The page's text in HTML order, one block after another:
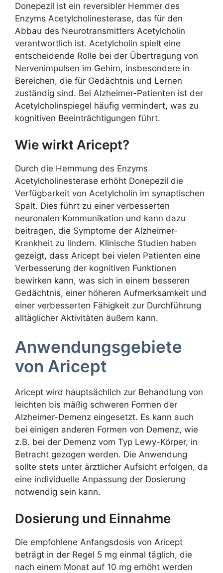
Donepezil ist ein reversibler Hemmer des
Enzyms Acetylcholinesterase, das für den
Abbau des Neurotransmitters Acetylcholin
verantwortlich ist. Acetylcholin spielt eine
entscheidende Rolle bei der Übertragung von
Nervenimpulsen im Gehirn, insbesondere in
Bereichen, die für Gedächtnis und Lernen
zuständig sind. Bei Alzheimer-Patienten ist der
Acetylcholinspiegel häufig vermindert, was zu
kognitiven Beeinträchtigungen führt.
Wie wirkt Aricept?
Durch die Hemmung des Enzyms
Acetylcholinesterase erhöht Donepezil die
Verfügbarkeit von Acetylcholin im synaptischen
Spalt. Dies führt zu einer verbesserten
neuronalen Kommunikation und kann dazu
beitragen, die Symptome der Alzheimer-
Krankheit zu lindern. Klinische Studien haben
gezeigt, dass Aricept bei vielen Patienten eine
Verbesserung der kognitiven Funktionen
bewirken kann, was sich in einem besseren
Gedächtnis, einer höheren Aufmerksamkeit und
einer verbesserten Fähigkeit zur Durchführung
alltäglicher Aktivitäten äußern kann.
Anwendungsgebiete
von Aricept
Aricept wird hauptsächlich zur Behandlung von
leichten bis mäßig schweren Formen der
Alzheimer-Demenz eingesetzt. Es kann auch
bei einigen anderen Formen von Demenz, wie
z.B. bei der Demenz vom Typ Lewy-Körper, in
Betracht gezogen werden. Die Anwendung
sollte stets unter ärztlicher Aufsicht erfolgen, da
eine individuelle Anpassung der Dosierung
notwendig sein kann.
Dosierung und Einnahme
Die empfohlene Anfangsdosis von Aricept
beträgt in der Regel 5 mg einmal täglich, die
nach einem Monat auf 10 mg erhöht werden